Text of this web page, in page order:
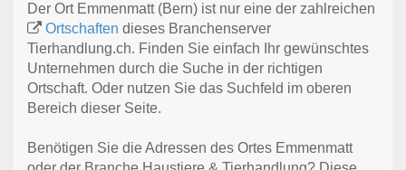
Der Ort Emmenmatt (Bern) ist nur eine der zahlreichen
Ortschaften dieses Branchenserver
Tierhandlung.ch. Finden Sie einfach Ihr gewünschtes
Unternehmen durch die Suche in der richtigen
Ortschaft. Oder nutzen Sie das Suchfeld im oberen
Bereich dieser Seite.
Benötigen Sie die Adressen des Ortes Emmenmatt